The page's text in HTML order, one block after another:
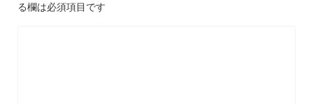
る欄は必須項目です